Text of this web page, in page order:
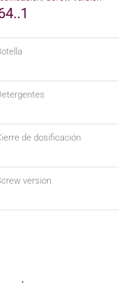
de dosificación
version